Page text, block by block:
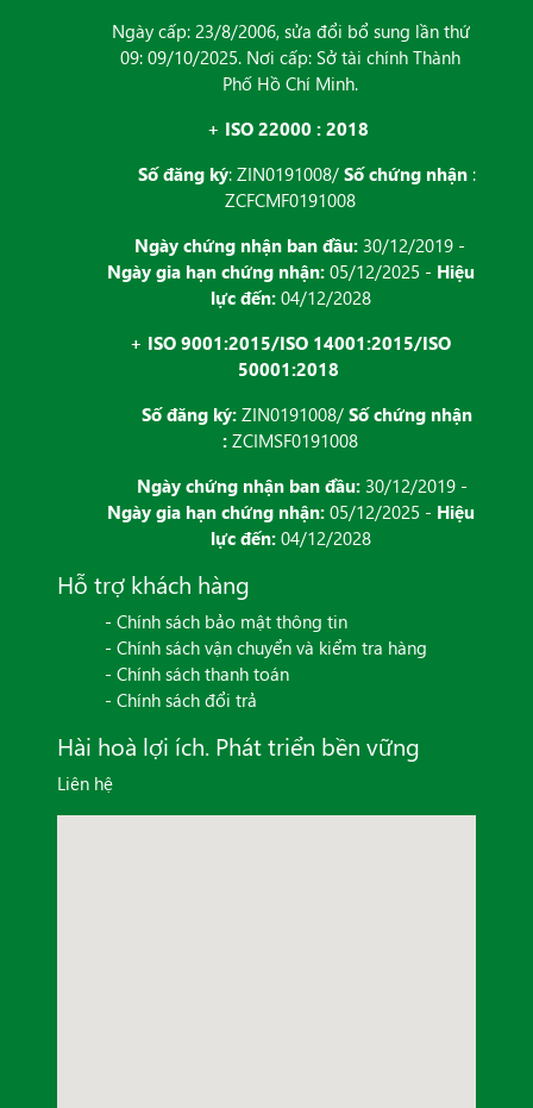
Ngày cấp: 23/8/2006, sửa đổi bổ sung lần thứ
09: 09/10/2025. Nơi cấp: Sở tài chính Thành
Phố Hồ Chí Minh.
+ ISO 22000 : 2018
Số đăng ký: ZIN0191008/ Số chứng nhận :
ZCFCMF0191008
Ngày chứng nhận ban đầu: 30/12/2019 -
Ngày gia hạn chứng nhận:05/12/2025 - Hiệu
lực đến:04/12/2028
+ ISO 9001:2015/ISO 14001:2015/ISO
50001:2018
Số đăng ký: ZIN0191008/ Số chứng nhận
: ZCIMSF0191008
Ngày chứng nhận ban đầu: 30/12/2019 -
Ngày gia hạn chứng nhận:05/12/2025 - Hiệu
lực đến:04/12/2028
Hỗ trợ khách hàng
- Chính sách bảo mật thông tin
- Chính sách vận chuyển và kiểm tra hàng
- Chính sách thanh toán
- Chính sách đổi trả
Hài hoà lợi ích. Phát triển bền vững
Liên hệ